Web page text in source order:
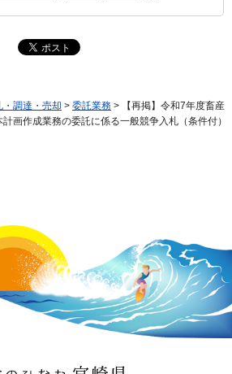
・調達・売却 > 委託業務 > 【再掲】令和7年度畜産
画作成業務の委託に係る一般競争入札（条件付）